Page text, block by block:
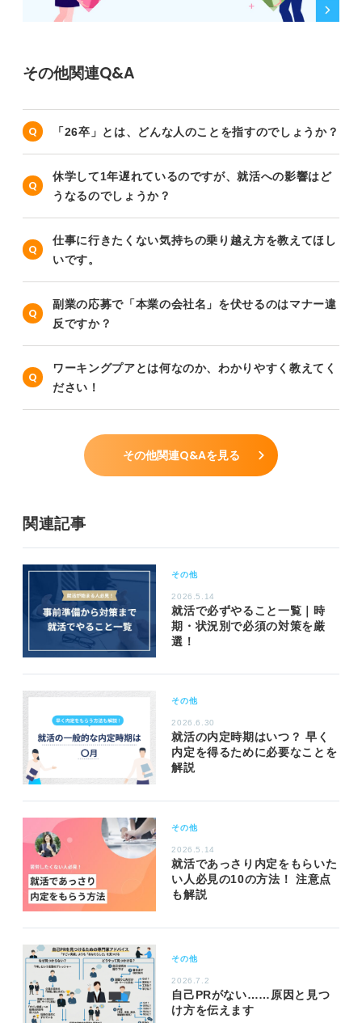
その他関連Q&A
「26卒」とは、どんな人のことを指すのでしょうか？
休学して1年遅れているのですが、就活への影響はど
うなるのでしょうか？
仕事に行きたくない気持ちの乗り越え方を教えてほし
いです。
副業の応募で「本業の会社名」を伏せるのはマナー違
反ですか？
ワーキングプアとは何なのか、わかりやすく教えてく
ださい！
その他関連Q&Aを見る
関連記事
その他
2026.5.14
就活で必ずやること一覧｜時
期・状況別で必須の対策を厳
選！
その他
2026.6.30
就活の内定時期はいつ？ 早く
内定を得るために必要なことを
解説
その他
2026.5.14
就活であっさり内定をもらいた
い人必見の10の方法！ 注意点
も解説
その他
2026.7.2
自己PRがない……原因と見つ
け方を伝えます